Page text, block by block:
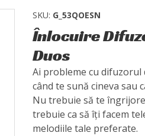
SKU: G_53QOESN
Înlocuire
Duos
Ai probleme cu difuzorul
când te sună cineva sau
Nu trebuie să te
trebuie ca să îți facem
melodiile tale preferate.